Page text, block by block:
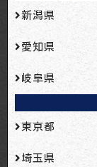
新潟県
愛知県
岐阜県
東京都
埼玉県